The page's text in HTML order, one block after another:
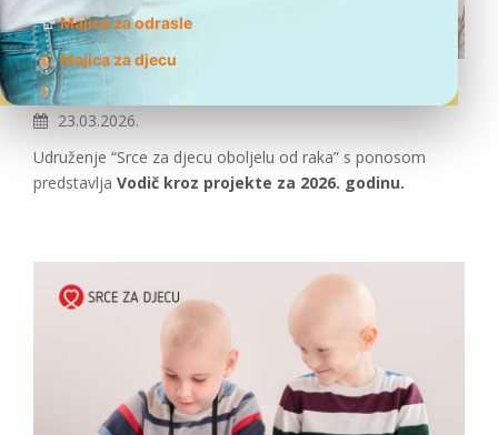
👕Majice za odrasle
👕Majica za djecu
Vodič kroz projekte 2026.
23.03.2026.
Udruženje “Srce za djecu oboljelu od raka” s ponosom
predstavlja Vodič kroz projekte za 2026. godinu.